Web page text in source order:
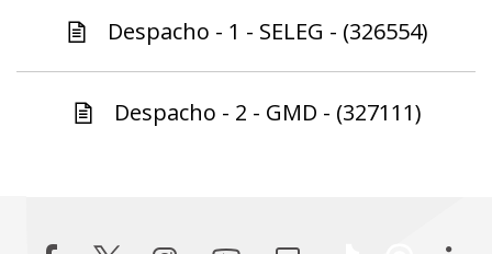
Despacho - 1 - SELEG - (326554)
Despacho - 2 - GMD - (327111)